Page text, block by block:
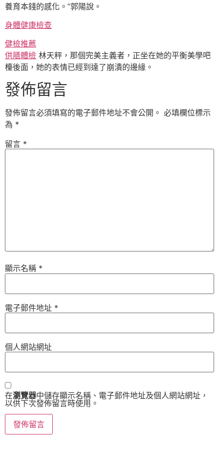
養育本錢的感化。”郭陽說。
身體健康檢查
健檢推薦
供膳體檢 林天秤，那個完美主義者，正坐在她的平衡美學吧
檯後面，她的表情已經到達了崩潰的邊緣。
發佈留言
發佈留言必須填寫的電子郵件地址不會公開。 必填欄位標示
為 *
留言 *
顯示名稱 *
電子郵件地址 *
個人網站網址
在瀏覽器中儲存顯示名稱、電子郵件地址及個人網站網址，
以供下次發佈留言時使用。